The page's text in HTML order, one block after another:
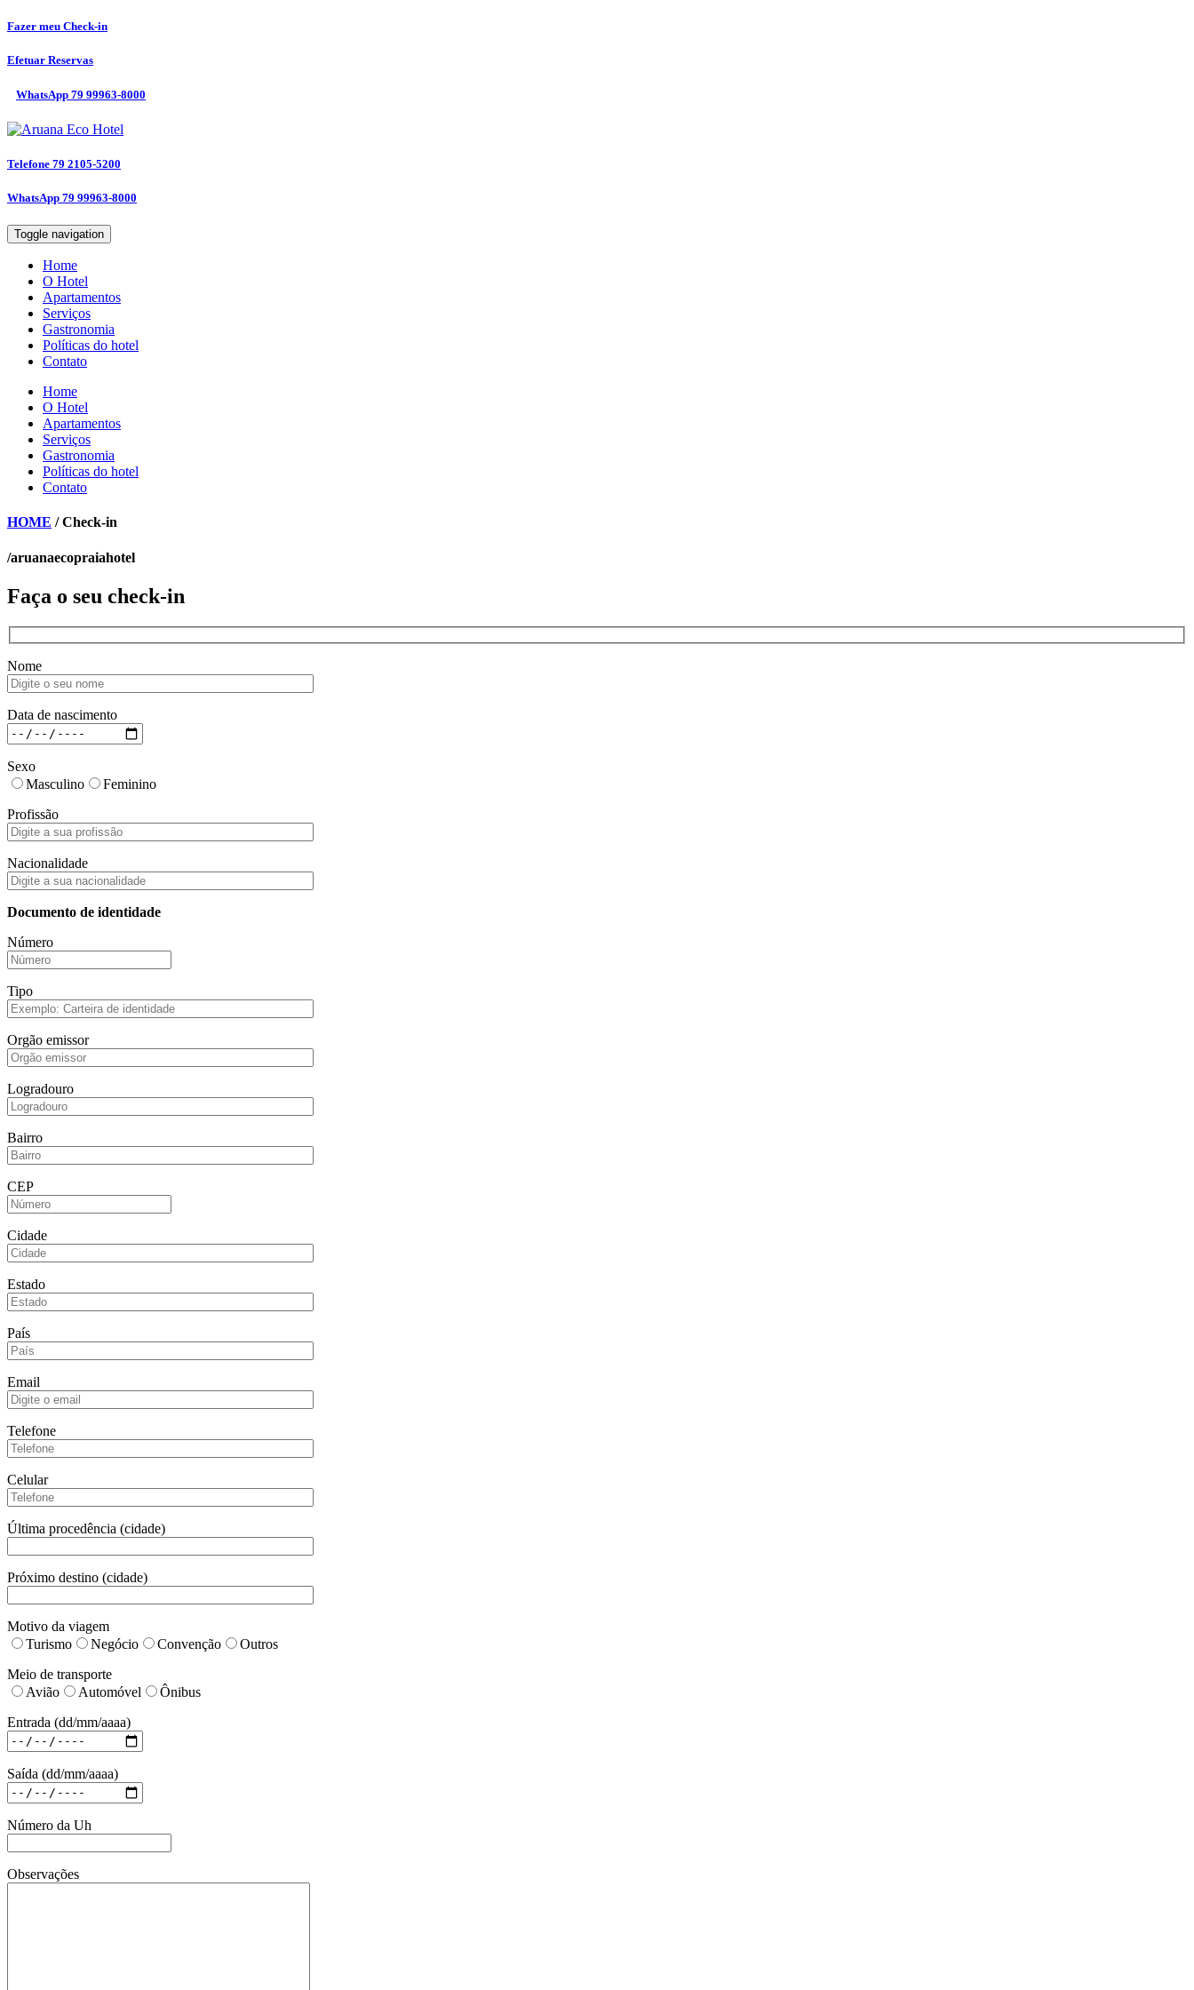
Fazer meu Check-in
Efetuar Reservas
WhatsApp 79 99963-8000
Telefone 79 2105-5200
WhatsApp 79 99963-8000
Toggle navigation
Home
O Hotel
Apartamentos
Serviços
Gastronomia
Políticas do hotel
Contato
Home
O Hotel
Apartamentos
Serviços
Gastronomia
Políticas do hotel
Contato
HOME / Check-in
/aruanaecopraiahotel
Faça o seu check-in
Nome
Data de nascimento
Sexo
Masculino
Feminino
Profissão
Nacionalidade
Documento de identidade
Número
Tipo
Orgão emissor
Logradouro
Bairro
CEP
Cidade
Estado
País
Email
Telefone
Celular
Última procedência (cidade)
Próximo destino (cidade)
Motivo da viagem
Turismo
Negócio Convenção
Outros
Meio de transporte
Avião
Automóvel
Ônibus
Entrada (dd/mm/aaaa)
Saída (dd/mm/aaaa)
Número da Uh
Observações